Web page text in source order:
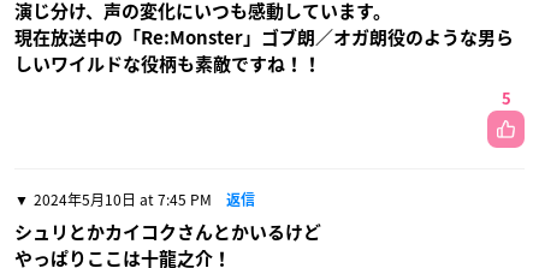
演じ分け、声の変化にいつも感動しています。
現在放送中の「Re:Monster」ゴブ朗／オガ朗役のような男ら
しいワイルドな役柄も素敵ですね！！
5
2024年5月10日 at 7:45 PM 返信
シュリとかカイコクさんとかいるけど
やっぱりここは十龍之介！